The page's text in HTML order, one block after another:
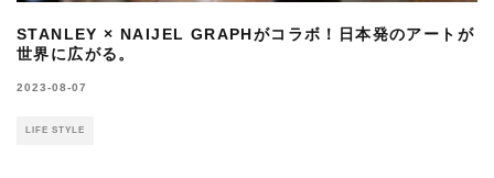
STANLEY × NAIJEL GRAPHがコラボ！日本発のアートが
世界に広がる。
2023-08-07
LIFE STYLE